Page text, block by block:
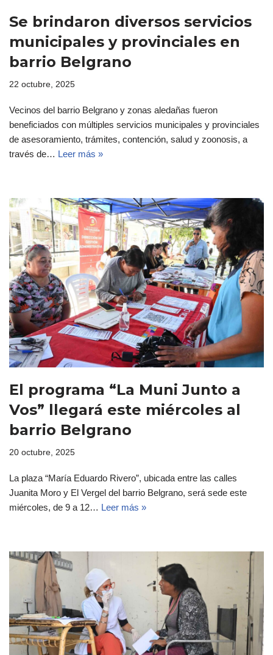
Se brindaron diversos servicios
municipales y provinciales en
barrio Belgrano
22 octubre, 2025
Vecinos del barrio Belgrano y zonas aledañas fueron
beneficiados con múltiples servicios municipales y provinciales
de asesoramiento, trámites, contención, salud y zoonosis, a
través de… Leer más »
El programa “La Muni Junto a
Vos” llegará este miércoles al
barrio Belgrano
20 octubre, 2025
La plaza “María Eduardo Rivero”, ubicada entre las calles
Juanita Moro y El Vergel del barrio Belgrano, será sede este
miércoles, de 9 a 12… Leer más »